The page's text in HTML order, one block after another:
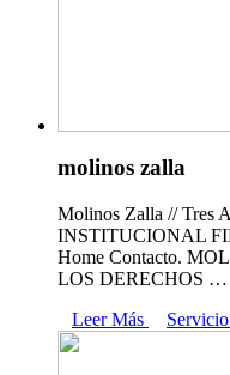
molinos zalla
Molinos Zalla // Tres
INSTITUCIONAL
Home Contacto.
LOS DERECHOS …
Leer Más